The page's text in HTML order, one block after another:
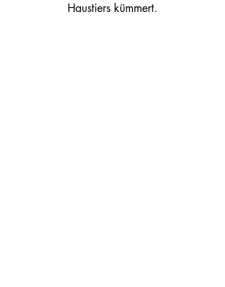
Haustiers kümmert.